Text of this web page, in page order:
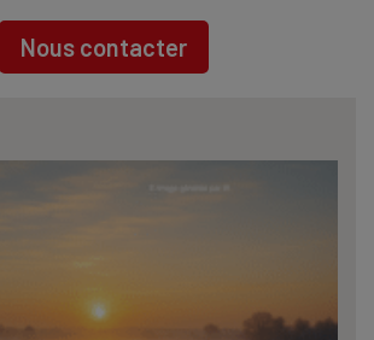
Nous contacter